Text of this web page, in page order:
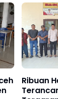
Ribuan